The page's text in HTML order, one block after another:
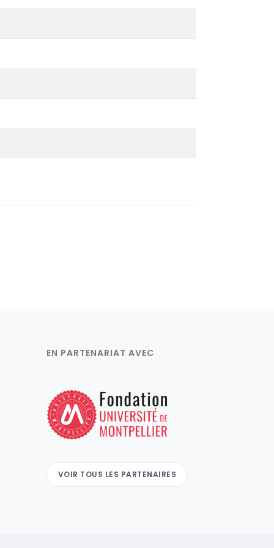
EN PARTENARIAT AVEC
VOIR TOUS LES PARTENAIRES